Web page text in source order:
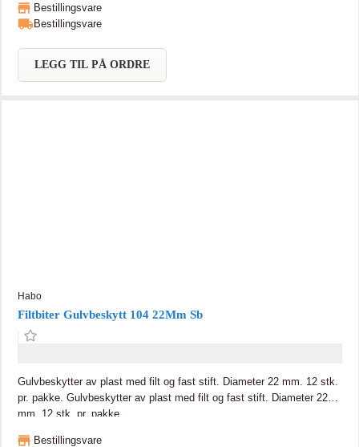
pr. hjul er veiledende og garanteres ikke.
Bestillingsvare
Bestillingsvare
LEGG TIL PÅ ORDRE
Habo
Filtbiter Gulvbeskytt 104 22Mm Sb
Gulvbeskytter av plast med filt og fast stift. Diameter 22 mm. 12 stk.
pr. pakke. Gulvbeskytter av plast med filt og fast stift. Diameter 22
mm. 12 stk. pr. pakke.
Bestillingsvare